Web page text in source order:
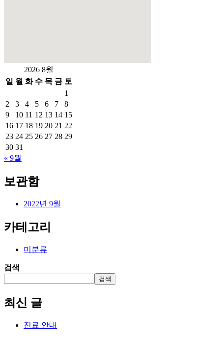
2026 8월
일 월 화 수 목 금 토
1
2
3 4 5 6 7
8
9
10 11 12 13 14 15
16 17 18 19 20 21 22
23 24 25 26 27 28 29
30 31
« 9월
보관함
2022년 9월
카테고리
미분류
검색
검색
최신 글
진료 안내